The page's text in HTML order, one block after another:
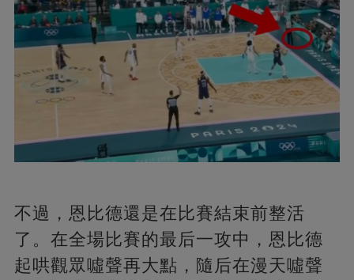
不過，恩比德還是在比賽結束前整活
了。在全場比賽的最后一攻中，恩比德
起哄觀眾噓聲再大點，隨后在漫天噓聲